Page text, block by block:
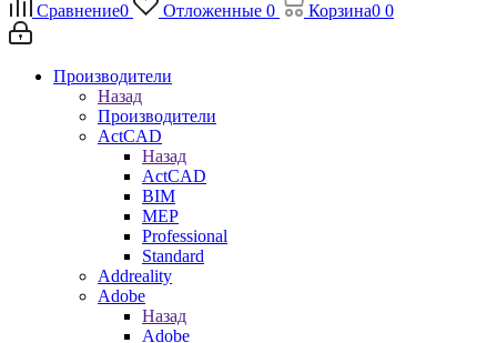
Сравнение0 Отложенные 0 Корзина0 0
Производители
Назад
Производители
ActCAD
Назад
ActCAD
BIM
MEP
Professional
Standard
Addreality
Adobe
Назад
Adobe